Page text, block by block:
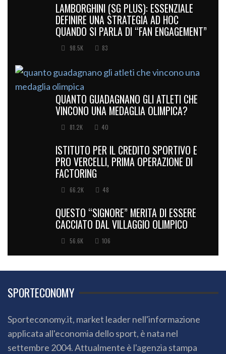
LAMBORGHINI (SG PLUS): ESSENZIALE
DEFINIRE UNA STRATEGIA AD HOC
QUANDO SI PARLA DI “FAN ENGAGEMENT”
98.5K 83
QUANTO GUADAGNANO GLI ATLETI CHE
VINCONO UNA MEDAGLIA OLIMPICA?
81.2K 40
ISTITUTO PER IL CREDITO SPORTIVO E
PRO VERCELLI, PRIMA OPERAZIONE DI
FACTORING
66.2K 48
QUESTO “SIGNORE” MERITA DI ESSERE
CACCIATO DAL VILLAGGIO OLIMPICO
56.6K 106
SPORTECONOMY
Sporteconomy.it, market leader nell'informazione
applicata all'economia dello sport, è nata nel
settembre 2004. Attualmente è l'agenzia stampa